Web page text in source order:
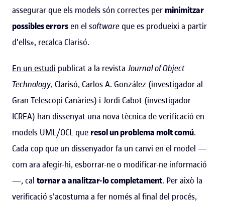
assegurar que els models són correctes per minimitzar
possibles errorsen el software que es produeixi a partir
d'ells», recalca Clarisó.
En un estudi publicat a la revistaJournal of Object
Technology, Clarisó, Carlos A. González (investigador al
Gran Telescopi Canàries) i Jordi Cabot (investigador
ICREA) han dissenyat una nova tècnica de verificació en
models UML/OCL que resol un problema molt comú.
Cada cop que un dissenyador fa un canvi en el model —
com ara afegir-hi, esborrar-ne o modificar-ne informació
—, cal tornar a analitzar-lo completament. Per això la
verificació s'acostuma a fer només al final del procés,